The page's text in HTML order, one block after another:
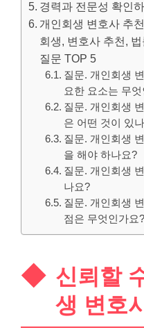
경력과 전문성 확인
개인회생 변호사 추
회생, 변호사 추천,
질문 TOP 5
질문. 개인회생
요한 요소는 무
질문. 개인회생
은 어떤 것이 있
질문. 개인회생
을 해야 하나요?
질문. 개인회생
나요?
질문. 개인회생
점은 무엇인가요?
신뢰할
생 변호